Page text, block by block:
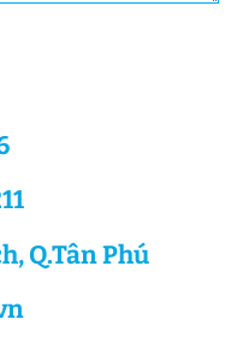
Q.Tân Phú